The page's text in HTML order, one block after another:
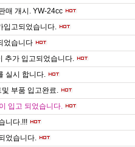
매 개시. YW-24cc
입고되었습니다.
었습니다
추가 입고되었습니다.
실시 합니다.
부품 입고완료.
입고 되었습니다.
니다.!!!
었습니다.